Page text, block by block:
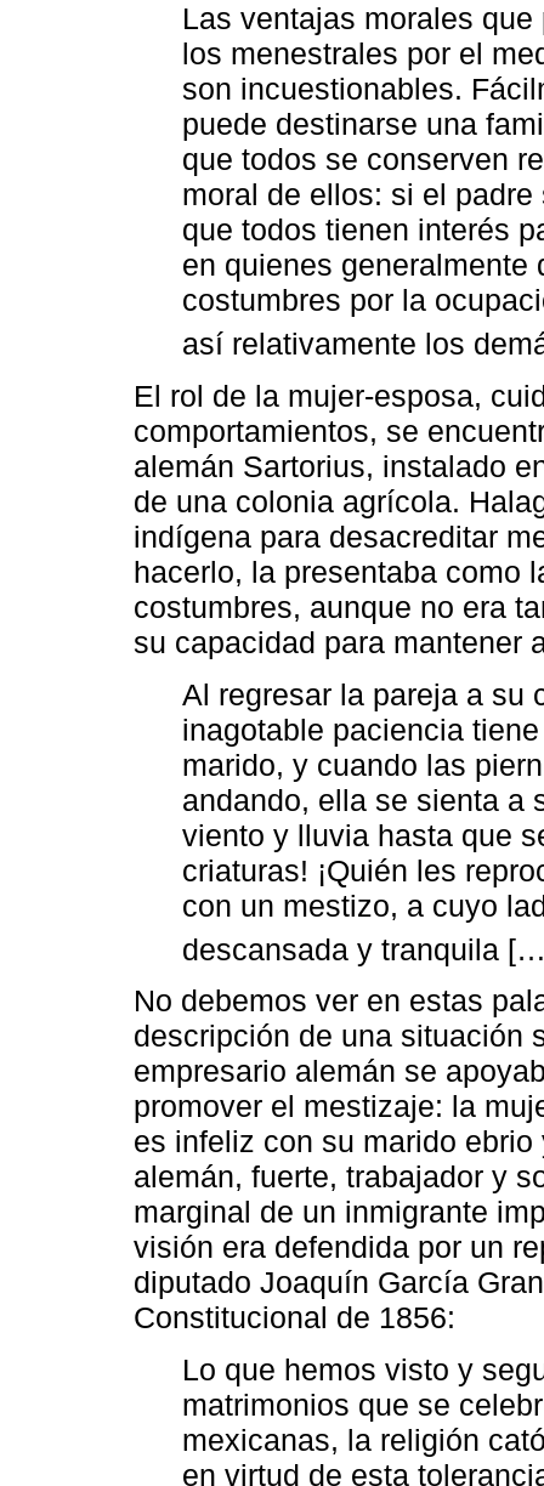
Las ventajas morales
los menestrales por el
son incuestionables.
puede destinarse una
que todos se conserven
moral de ellos: si el
que todos tienen interés
en quienes generalmente
costumbres por la
así relativamente los
El rol de la mujer-esposa,
comportamientos, se
alemán Sartorius, instalado
de una colonia agrícola.
indígena para desacreditar
hacerlo, la presentaba como
costumbres, aunque no era
su capacidad para mantener
Al regresar la pareja a su
inagotable paciencia
marido, y cuando las
andando, ella se sienta a
viento y lluvia hasta que
criaturas! ¡Quién les
con un mestizo, a cuyo
descansada y tranquila
No debemos ver en estas
descripción de una situación
empresario alemán se
promover el mestizaje: la
es infeliz con su marido
alemán, fuerte, trabajador y
marginal de un inmigrante
visión era defendida por un
diputado Joaquín García
Constitucional de 1856:
Lo que hemos visto y
matrimonios que se
mexicanas, la religión
en virtud de esta